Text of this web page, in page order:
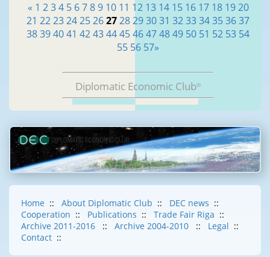
« 1 2 3 4 5 6 7 8 9 10 11 12 13 14 15 16 17 18 19 20
21 22232425262728293031 323334353637
38394041 4243444546474849 50 51 52 53 54
55 56 57»
Diplomatic Economic Club®
Home :: About Diplomatic Club :: DEC news ::
Cooperation :: Publications :: Trade Fair Riga ::
Archive 2011-2016
:: Archive 2004-2010 :: Legal ::
Contact ::